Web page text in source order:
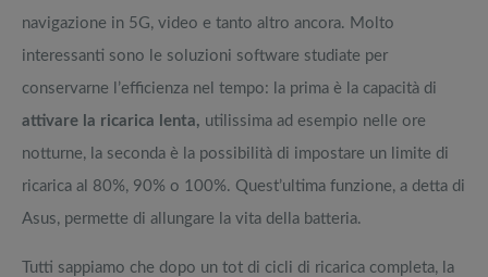
navigazione in 5G, video e tanto altro ancora. Molto
interessanti sono le soluzioni software studiate per
conservarne l’efficienza nel tempo: la prima è la capacità di
attivare la ricarica lenta, utilissima ad esempio nelle ore
notturne, la seconda è la possibilità di impostare un limite di
ricarica al 80%, 90% o 100%. Quest’ultima funzione, a detta di
Asus, permette di allungare la vita della batteria.
Tutti sappiamo che dopo un tot di cicli di ricarica completa, la